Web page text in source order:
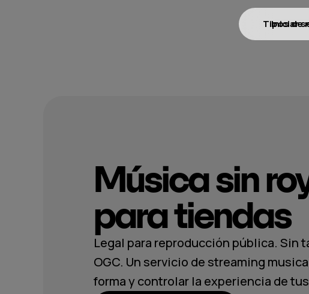
Música sin
para tiendas
Legal para reproducción pública. Sin
OGC. Un servicio de streaming
forma y controlar la experiencia de
Tipos de
Iniciar